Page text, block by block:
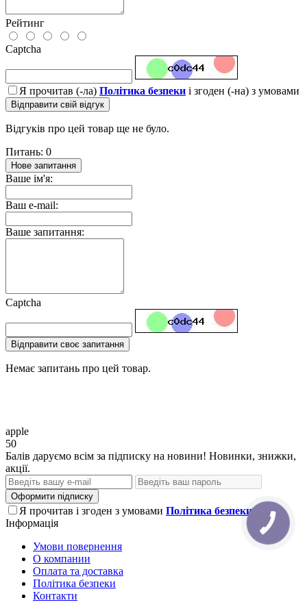
Рейтинг
Captcha
Я прочитав (-ла) Політика безпеки і згоден (-на) з умовами
Відправити свій відгук
Відгуків про цей товар ще не було.
Питань: 0
Нове запитання
Ваше ім'я:
Ваш e-mail:
Ваше запитання:
Captcha
Відправити своє запитання
Немає запитань про цей товар.
apple
50
Балів даруємо всім за підписку на новини! Новинки, знижки,
акції.
Оформити підписку
Я прочитав і згоден з умовами Політика безпеки
Інформація
Умови повернення
О компании
Оплата та доставка
Політика безпеки
Контакти